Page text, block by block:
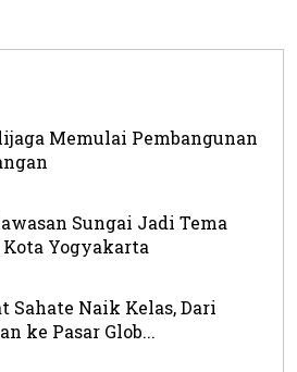
Memulai Pembangunan
Sungai Jadi Tema
Yogyakarta
Sahate Naik Kelas, Dari
ke Pasar Glob...